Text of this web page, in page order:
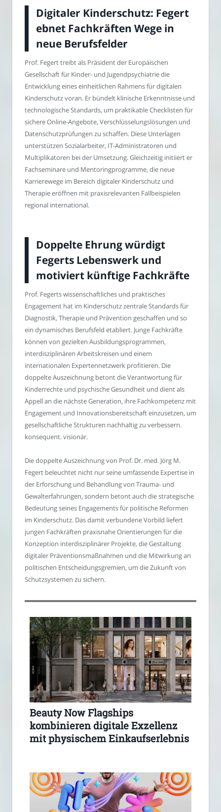
Digitaler Kinderschutz: Fegert
ebnet Fachkräften Wege in
neue Berufsfelder
Prof. Fegert treibt als Präsident der Europäischen
Gesellschaft für Kinder- und Jugendpsychiatrie die
Entwicklung eines einheitlichen Rahmens für digitalen
Kinderschutz voran. Er bündelt klinische Erkenntnisse und
technologische Standards, um praktikable Checklisten für
sichere Online-Angebote, Verschlüsselungslösungen und
Datenschutzprüfungen zu schaffen. Diese Unterlagen
unterstützen Sozialarbeiter, IT-Administratoren und
Multiplikatoren bei der Umsetzung. Gleichzeitig initiiert er
Fachseminare und Mentoringprogramme, die neue
Karrierewege im Bereich digitaler Kinderschutz und
Therapie eröffnen mit praxisrelevanten Fallbeispielen
regional international.
Doppelte Ehrung würdigt
Fegerts Lebenswerk und
motiviert künftige Fachkräfte
Prof. Fegerts wissenschaftliches und praktisches
Engagement hat im Kinderschutz zentrale Standards für
Diagnostik, Therapie und Prävention geschaffen und so
ein dynamisches Berufsfeld etabliert. Junge Fachkräfte
können von gezielten Ausbildungsprogrammen,
interdisziplinären Arbeitskreisen und einem
internationalen Expertennetzwerk profitieren. Die
doppelte Auszeichnung betont die Verantwortung für
Kinderrechte und psychische Gesundheit und dient als
Appell an die nächste Generation, ihre Fachkompetenz mit
Engagement und Innovationsbereitschaft einzusetzen, um
gesellschaftliche Strukturen nachhaltig zu verbessern.
konsequent. visionär.
Die doppelte Auszeichnung von Prof. Dr. med. Jörg M.
Fegert beleuchtet nicht nur seine umfassende Expertise in
der Erforschung und Behandlung von Trauma- und
Gewalterfahrungen, sondern betont auch die strategische
Bedeutung seines Engagements für politische Reformen
im Kinderschutz. Das damit verbundene Vorbild liefert
jungen Fachkräften praxisnahe Orientierungen für die
Konzeption interdisziplinärer Projekte, die Gestaltung
digitaler Präventionsmaßnahmen und die Mitwirkung an
politischen Entscheidungsgremien, um die Zukunft von
Schutzsystemen zu sichern.
Beauty Now Flagships
kombinieren digitale Exzellenz
mit physischem Einkaufserlebnis